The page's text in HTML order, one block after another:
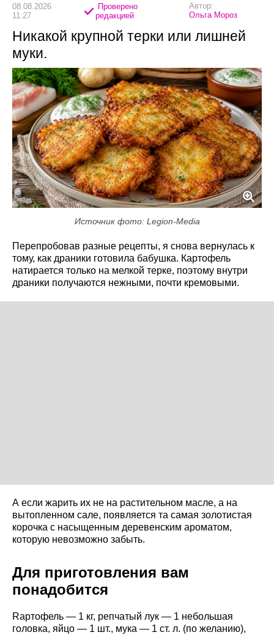
08.08.2026
11:27
Проверено
редакцией
Автор:
Ольга Мороз
Никакой крупной терки или лишней
муки.
Источник фото: Legion-Media
Перепробовав разные рецепты, я снова вернулась к
тому, как драники готовила бабушка. Картофель
натирается только на мелкой терке, поэтому внутри
драники получаются нежными, почти кремовыми.
А если жарить их не на растительном масле, а на
вытопленном сале, появляется та самая золотистая
корочка с насыщенным деревенским ароматом,
которую невозможно забыть.
Для приготовления вам
понадобится
Rартофель — 1 кг, репчатый лук — 1 небольшая
головка, яйцо — 1 шт., мука — 1 ст. л. (по желанию),